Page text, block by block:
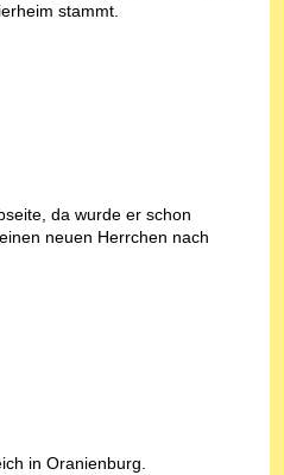
stammt.
da wurde er schon
neuen Herrchen nach
in Oranienburg.